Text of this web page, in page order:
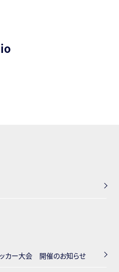
カー大会 開催のお知らせ